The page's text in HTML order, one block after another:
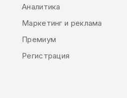
Аналитика
Маркетинг и реклама
Премиум
Регистрация